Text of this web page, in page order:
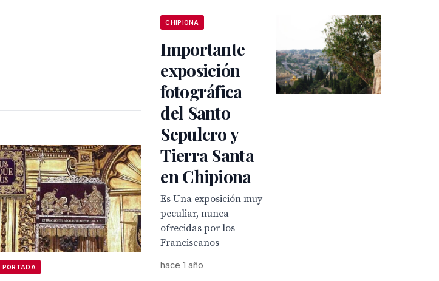
PORTADA
CHIPIONA
Importante
exposición
fotográfica
del Santo
Sepulcro y
Tierra Santa
en Chipiona
Es Una exposición muy
peculiar, nunca
ofrecidas por los
Franciscanos
hace 1 año